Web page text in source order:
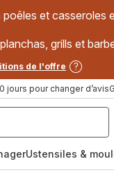
et casseroles
grills et
de l'offre
jours pour changer d’avis
Ustensiles &